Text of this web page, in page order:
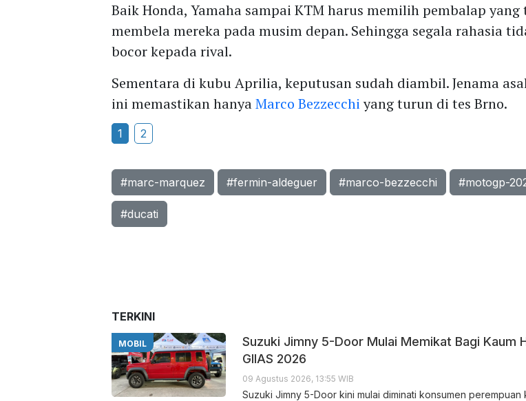
Baik Honda, Yamaha sampai KTM harus memilih pembalap yang
membela mereka pada musim depan. Sehingga segala rahasia
bocor kepada rival.
Sementara di kubu Aprilia, keputusan sudah diambil. Jenama
ini memastikan hanyaMarco Bezzecchiyang turun di tes Brno.
1 2
#marc-marquez #fermin-aldeguer #marco-bezzecchi #motogp-
#ducati
TERKINI
MOBIL
Suzuki Jimny 5-Door Mulai Memikat Bagi Kaum
GIIAS 2026
09 Agustus 2026, 13:55 WIB
Suzuki Jimny 5-Door kini mulai diminati konsumen perempuan